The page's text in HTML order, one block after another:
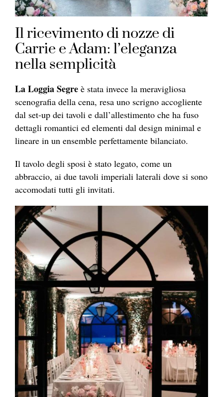
Il ricevimento di nozze di
Carrie e Adam: l’eleganza
nella semplicità
La Loggia Segre è stata invece la meravigliosa
scenografia della cena, resa uno scrigno accogliente
dal set-up dei tavoli e dall’allestimento che ha fuso
dettagli romantici ed elementi dal design minimal e
lineare in un ensemble perfettamente bilanciato.
Il tavolo degli sposi è stato legato, come un
abbraccio, ai due tavoli imperiali laterali dove si sono
accomodati tutti gli invitati.